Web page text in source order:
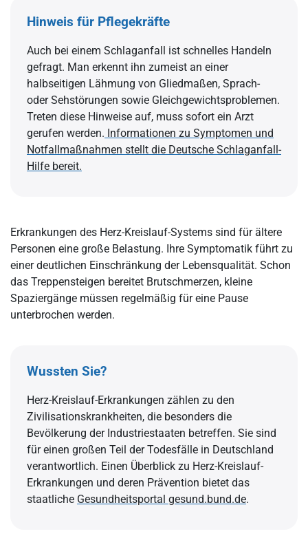
Hinweis für Pflegekräfte
Auch bei einem Schlaganfall ist schnelles Handeln
gefragt. Man erkennt ihn zumeist an einer
halbseitigen Lähmung von Gliedmaßen, Sprach-
oder Sehstörungen sowie Gleichgewichtsproblemen.
Treten diese Hinweise auf, muss sofort ein Arzt
gerufen werden. Informationen zu Symptomen und
Notfallmaßnahmen stellt die Deutsche Schlaganfall-
Hilfe bereit.
Erkrankungen des Herz-Kreislauf-Systems sind für ältere
Personen eine große Belastung. Ihre Symptomatik führt zu
einer deutlichen Einschränkung der Lebensqualität. Schon
das Treppensteigen bereitet Brutschmerzen, kleine
Spaziergänge müssen regelmäßig für eine Pause
unterbrochen werden.
Wussten Sie?
Herz-Kreislauf-Erkrankungen zählen zu den
Zivilisationskrankheiten, die besonders die
Bevölkerung der Industriestaaten betreffen. Sie sind
für einen großen Teil der Todesfälle in Deutschland
verantwortlich. Einen Überblick zu Herz-Kreislauf-
Erkrankungen und deren Prävention bietet das
staatliche Gesundheitsportal gesund.bund.de.